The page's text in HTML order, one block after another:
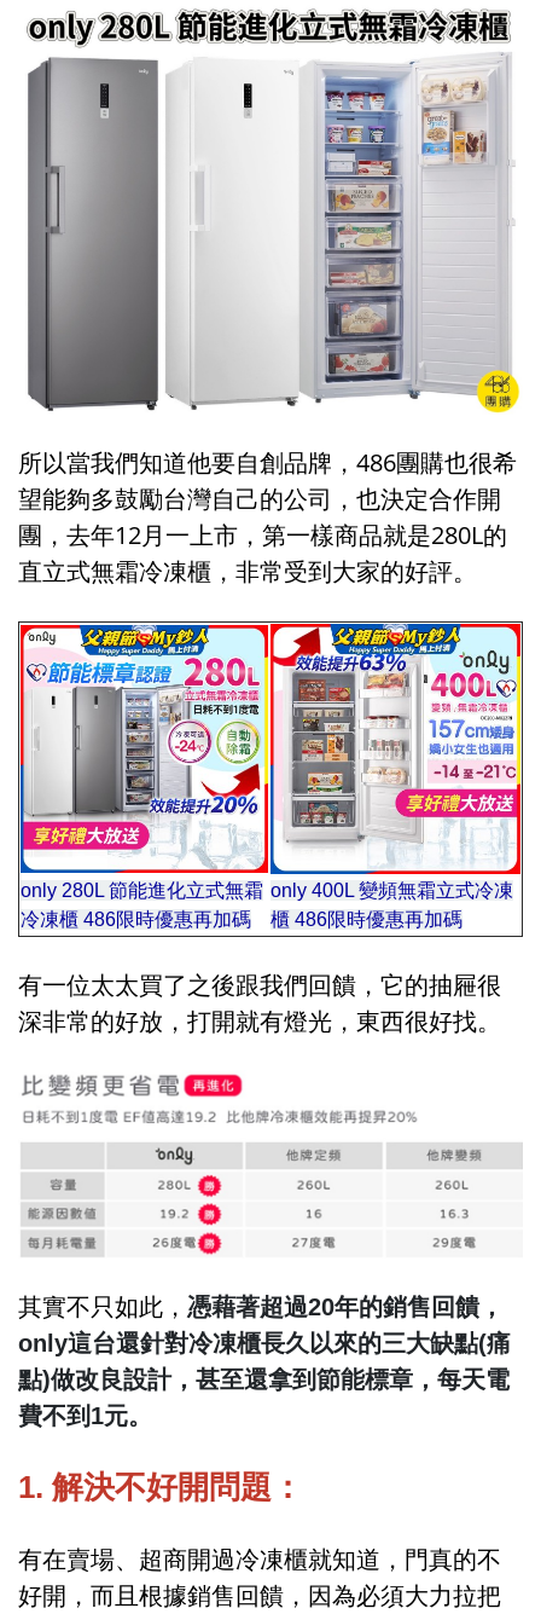
所以當我們知道他要自創品牌，486團購也很希
望能夠多鼓勵台灣自己的公司，也決定合作開
團，去年12月一上市，第一樣商品就是280L的
直立式無霜冷凍櫃，非常受到大家的好評。
only 280L 節能進化立式無霜
冷凍櫃 486限時優惠再加碼
only 400L 變頻無霜立式冷凍
櫃 486限時優惠再加碼
有一位太太買了之後跟我們回饋，它的抽屜很
深非常的好放，打開就有燈光，東西很好找。
其實不只如此， 憑藉著超過20年的銷售回饋，
only這台還針對冷凍櫃長久以來的三大缺點(痛
點)做改良設計，甚至還拿到節能標章，每天電
費不到1元。
1. 解決不好開問題：
有在賣場、超商開過冷凍櫃就知道，門真的不
好開，而且根據銷售回饋，因為必須大力拉把